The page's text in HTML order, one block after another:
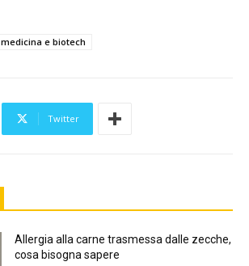
medicina e biotech
Twitter
Allergia alla carne trasmessa dalle zecche,
cosa bisogna sapere